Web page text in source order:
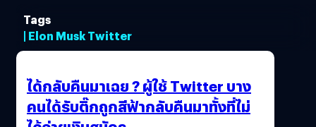
Tags
| Elon Musk Twitter
ได้กลับคืนมาเฉย ? ผู้ใช้ Twitter บาง
คนได้รับติ๊กถูกสีฟ้ากลับคืนมาทั้งที่ไม่